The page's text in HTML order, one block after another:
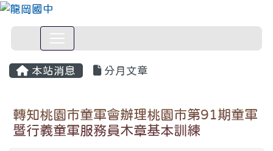
本站消息 分月文章
轉知桃園市童軍會辦理桃園市第91期童軍
暨行義童軍服務員木章基本訓練